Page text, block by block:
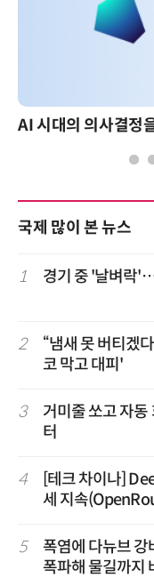
국제 많이 본 뉴스
1 경기 중 '날벼락
2
“냄새 못 버티겠
코 막고 대피'
3
거미줄 쏘고 자
터
4
[테크 차이나]
세 지속
5
폭염에 다뉴브
폭파해 물길까지